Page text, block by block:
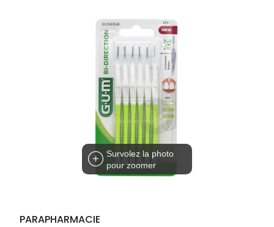
DE GARDE
DE SANTÉ
Survolez la photo
pour zoomer
PARAPHARMACIE